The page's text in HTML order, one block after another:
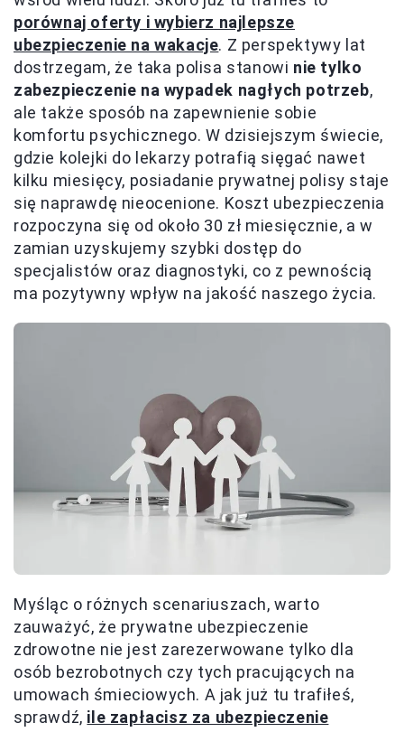
porównaj oferty i wybierz najlepsze
ubezpieczenie na wakacje. Z perspektywy lat
dostrzegam, że taka polisa stanowi nie tylko
zabezpieczenie na wypadek nagłych potrzeb,
ale także sposób na zapewnienie sobie
komfortu psychicznego. W dzisiejszym świecie,
gdzie kolejki do lekarzy potrafią sięgać nawet
kilku miesięcy, posiadanie prywatnej polisy staje
się naprawdę nieocenione. Koszt ubezpieczenia
rozpoczyna się od około 30 zł miesięcznie, a w
zamian uzyskujemy szybki dostęp do
specjalistów oraz diagnostyki, co z pewnością
ma pozytywny wpływ na jakość naszego życia.
Myśląc o różnych scenariuszach, warto
zauważyć, że prywatne ubezpieczenie
zdrowotne nie jest zarezerwowane tylko dla
osób bezrobotnych czy tych pracujących na
umowach śmieciowych. A jak już tu trafiłeś,
sprawdź, ile zapłacisz za ubezpieczenie